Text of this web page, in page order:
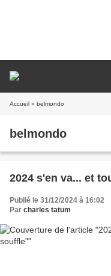
Accueil » belmondo
belmondo
2024 s'en va... et
Publié le 31/12/2024 à 16:02
Par charles tatum